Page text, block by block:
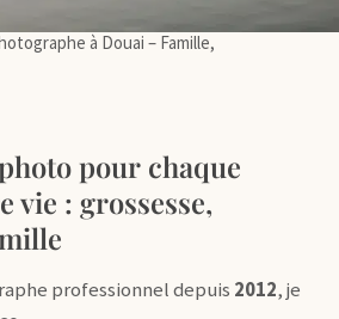
à Douai – Famille,
pour chaque
vie : grossesse,
professionnel depuis 2012, je